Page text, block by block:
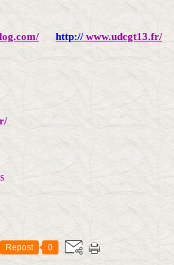
http://www.udcgt13.fr/
Repost 0